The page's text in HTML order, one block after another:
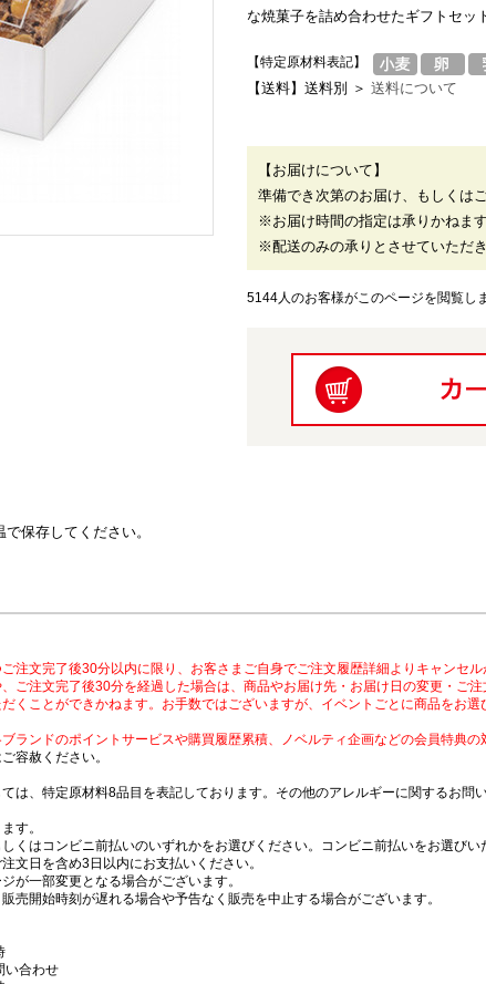
な焼菓子を詰め合わせたギフトセッ
【特定原材料表記】
【送料】送料別 ＞ 送料について
【お届けについて】
準備でき次第のお届け、もしくは
※お届け時間の指定は承りかねます
※配送のみの承りとさせていただき
5144人のお客様がこのページを閲覧し
保存してください。
注文完了後30分以内に限り、お客さまご自身でご注文履歴詳細よりキャンセル
ご注文完了後30分を経過した場合は、商品やお届け先・お届け日の変更・ご注
くことができかねます。お手数ではございますが、イベントごとに商品をお
ランドのポイントサービスや購買履歴累積、ノベルティ企画などの会員特典の
容赦ください。
は、特定原材料8品目を表記しております。その他のアレルギーに関するお問
す。
くはコンビニ前払いのいずれかをお選びください。コンビニ前払いをお選び
文日を含め3日以内にお支払いください。
が一部変更となる場合がございます。
売開始時刻が遅れる場合や予告なく販売を中止する場合がございます。
い合わせ